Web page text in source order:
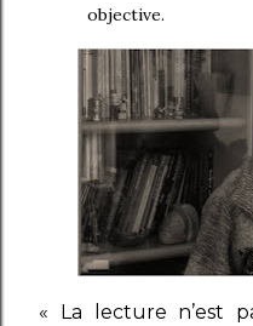
objective.
« La lecture n’est